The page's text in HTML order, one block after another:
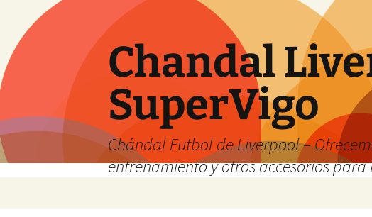
Chandal
SuperVigo
Chándal Futbol de Liverpool –
entrenamiento y otros accesorios